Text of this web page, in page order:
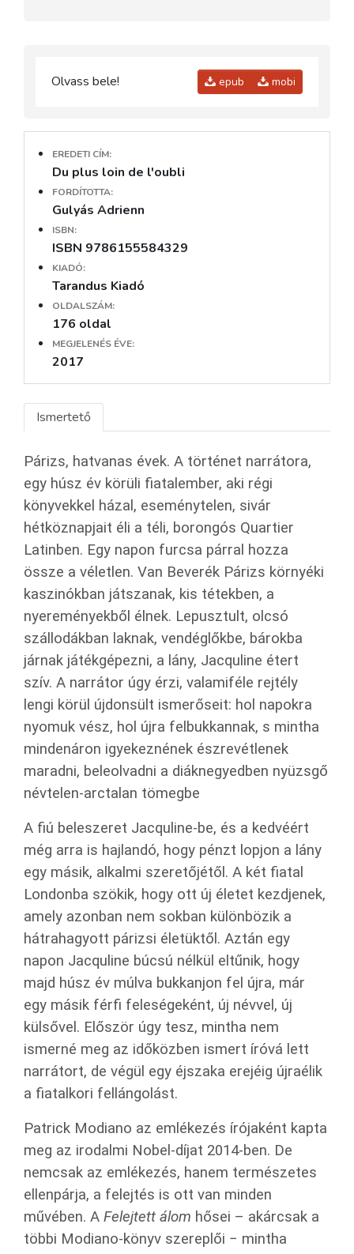
Olvass bele! epub mobi
EREDETI CÍM:
Du plus loin de l'oubli
FORDÍTOTTA:
Gulyás Adrienn
ISBN:
ISBN 9786155584329
KIADÓ:
Tarandus Kiadó
OLDALSZÁM:
176 oldal
MEGJELENÉS ÉVE:
2017
Ismertető
Párizs, hatvanas évek. A történet narrátora,
egy húsz év körüli fiatalember, aki régi
könyvekkel házal, eseménytelen, sivár
hétköznapjait éli a téli, borongós Quartier
Latinben. Egy napon furcsa párral hozza
össze a véletlen. Van Beverék Párizs környéki
kaszinókban játszanak, kis tétekben, a
nyereményekből élnek. Lepusztult, olcsó
szállodákban laknak, vendéglőkbe, bárokba
járnak játékgépezni, a lány, Jacquline étert
szív. A narrátor úgy érzi, valamiféle rejtély
lengi körül újdonsült ismerőseit: hol napokra
nyomuk vész, hol újra felbukkannak, s mintha
mindenáron igyekeznének észrevétlenek
maradni, beleolvadni a diáknegyedben nyüzsgő
névtelen-arctalan tömegbe
A fiú beleszeret Jacquline-be, és a kedvéért
még arra is hajlandó, hogy pénzt lopjon a lány
egy másik, alkalmi szeretőjétől. A két fiatal
Londonba szökik, hogy ott új életet kezdjenek,
amely azonban nem sokban különbözik a
hátrahagyott párizsi életüktől. Aztán egy
napon Jacquline búcsú nélkül eltűnik, hogy
majd húsz év múlva bukkanjon fel újra, már
egy másik férfi feleségeként, új névvel, új
külsővel. Először úgy tesz, mintha nem
ismerné meg az időközben ismert íróvá lett
narrátort, de végül egy éjszaka erejéig újraélik
a fiatalkori fellángolást.
Patrick Modiano az emlékezés írójaként kapta
meg az irodalmi Nobel-díjat 2014-ben. De
nemcsak az emlékezés, hanem természetes
ellenpárja, a felejtés is ott van minden
művében. A Felejtett álom hősei – akárcsak a
többi Modiano-könyv szereplői − mintha